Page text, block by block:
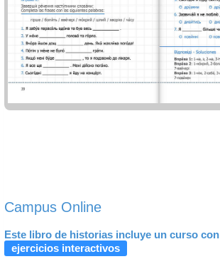
Campus Online
Este libro de historias incluye un curso con
ejercicios interactivos